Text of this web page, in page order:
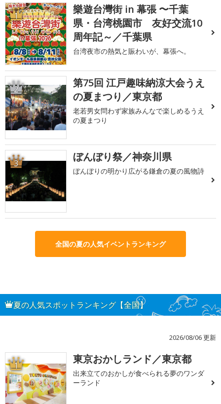
1
樂遊台灣街 in 幕張 〜千葉
県・台湾桃園市 友好交流10
周年記～／千葉県
台湾夜市の熱気と賑わいが、幕張へ。
2
第75回 江戸趣味納涼大会うえ
の夏まつり／東京都
老若男女問わず家族みんなで楽しめるうえ
の夏まつり
3 ぼんぼり祭／神奈川県
ぼんぼりの明かり広がる鎌倉の夏の風物詩
全国の夏の人気イベントランキング
夏の人気スポットランキング【全国】
2026/08/06 更新
1 東京おかしランド／東京都
出来立てのおかしが食べられる夢のワンダ
ーランド